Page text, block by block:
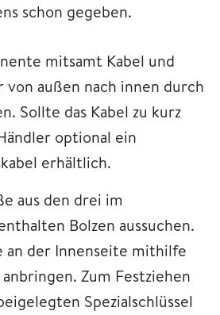
schon gegeben.
mitsamt Kabel und
von außen nach innen durch
Sollte das Kabel zu kurz
optional ein
erhältlich.
aus den drei im
Bolzen aussuchen.
an der Innenseite mithilfe
anbringen. Zum Festziehen
Spezialschlüssel